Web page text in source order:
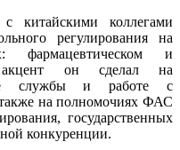
китайскими коллегами
регулирования на
фармацевтическом и
акцент он сделал на
службы и работе с
на полномочиях ФАС
государственных
конкуренции.